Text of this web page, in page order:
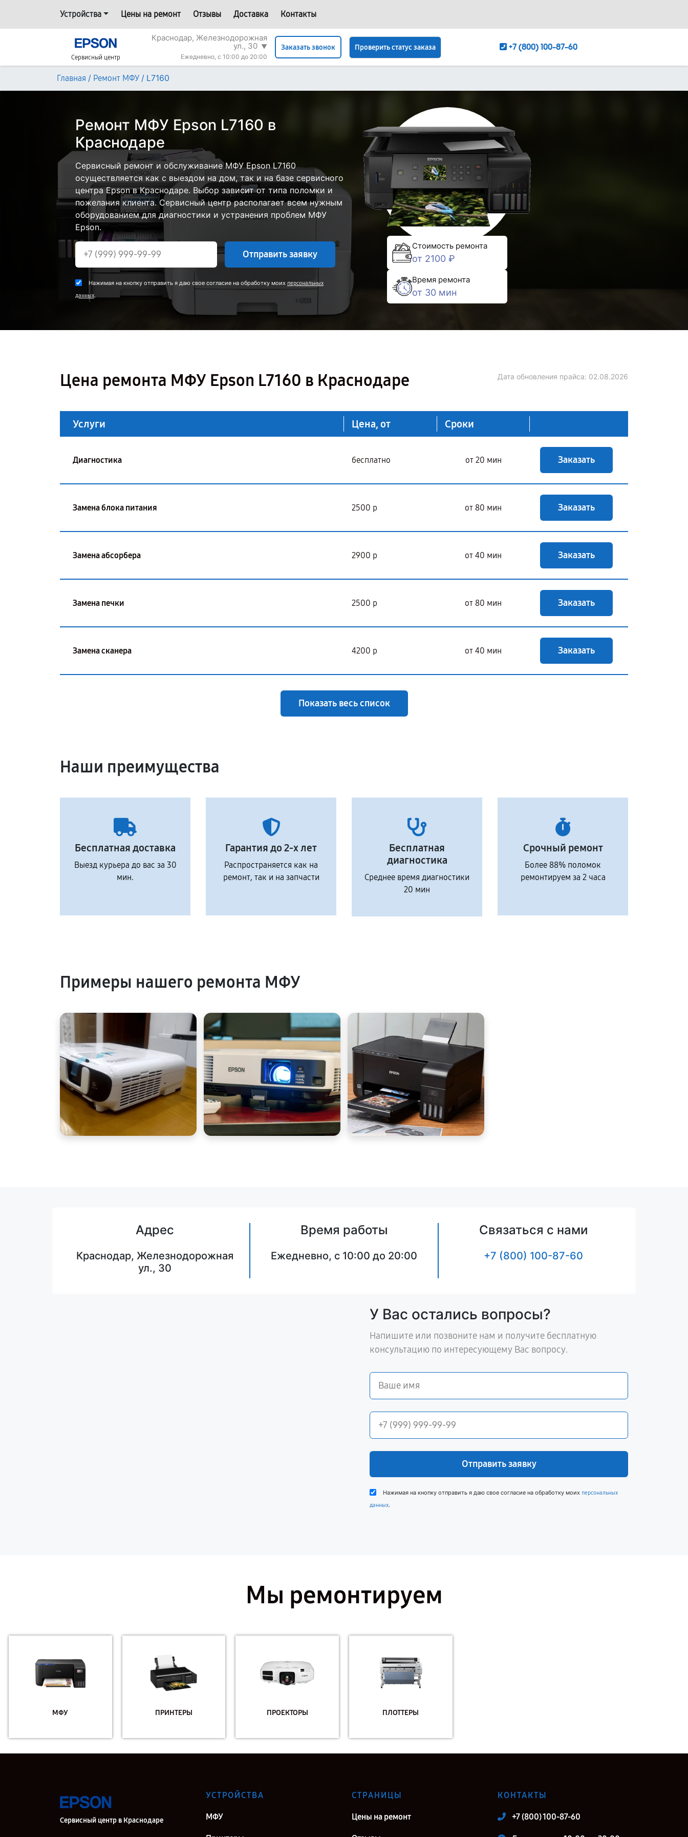
Устройства Цены на ремонт Отзывы Доставка Контакты
Сервисный центр
Краснодар, Железнодорожная
ул., 30 ▼
Ежедневно, с 10:00 до 20:00
Заказать звонок Проверить статус заказа +7 (800) 100-87-60
Главная / Ремонт МФУ / L7160
Ремонт МФУ Epson L7160 в
Краснодаре
Сервисный ремонт и обслуживание МФУ Epson L7160
осуществляется как с выездом на дом, так и на базе сервисного
центра Epson в Краснодаре. Выбор зависит от типа поломки и
пожелания клиента. Сервисный центр располагает всем нужным
оборудованием для диагностики и устранения проблем МФУ
Epson.
Отправить заявку
Нажимая на кнопку отправить я даю свое согласие на обработку моих персональных
данных.
Стоимость ремонта
от 2100 ₽
Время ремонта
от 30 мин
Цена ремонта МФУ Epson L7160 в Краснодаре Дата обновления прайса: 02.08.2026
Услуги Цена, от Сроки
Диагностика бесплатно от 20 мин Заказать
Замена блока питания 2500 р от 80 мин Заказать
Замена абсорбера 2900 р от 40 мин Заказать
Замена печки 2500 р от 80 мин Заказать
Замена сканера 4200 р от 40 мин Заказать
Показать весь список
Наши преимущества
Бесплатная доставка
Выезд курьера до вас за 30
мин.
Гарантия до 2-х лет
Распространяется как на
ремонт, так и на запчасти
Бесплатная
диагностика
Среднее время диагностики
20 мин
Срочный ремонт
Более 88% поломок
ремонтируем за 2 часа
Примеры нашего ремонта МФУ
Адрес
Краснодар, Железнодорожная
ул., 30
Время работы
Ежедневно, с 10:00 до 20:00
Связаться с нами
+7 (800) 100-87-60
У Вас остались вопросы?
Напишите или позвоните нам и получите бесплатную
консультацию по интересующему Вас вопросу.
Отправить заявку
Нажимая на кнопку отправить я даю свое согласие на обработку моих персональных
данных.
Мы ремонтируем
МФУ ПРИНТЕРЫ ПРОЕКТОРЫ ПЛОТТЕРЫ
Сервисный центр в Краснодаре
УСТРОЙСТВА
МФУ
СТРАНИЦЫ
Цены на ремонт
КОНТАКТЫ
+7 (800) 100-87-60